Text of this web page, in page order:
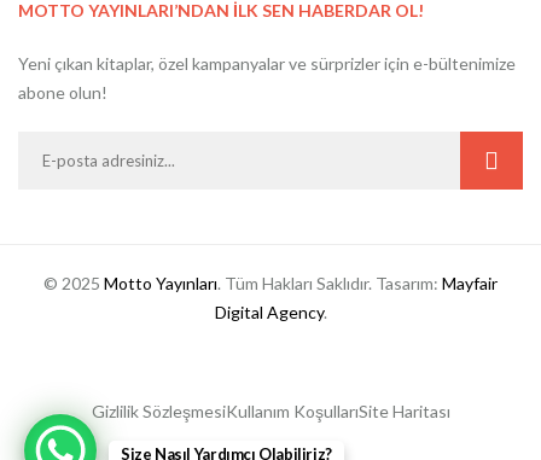
MOTTO YAYINLARI’NDAN İLK SEN HABERDAR OL!
Yeni çıkan kitaplar, özel kampanyalar ve sürprizler için e-bültenimize
abone olun!
© 2025 Motto Yayınları. Tüm Hakları Saklıdır. Tasarım: Mayfair
Digital Agency.
Gizlilik SözleşmesiKullanım KoşullarıSite Haritası
Size Nasıl Yardımcı Olabiliriz?